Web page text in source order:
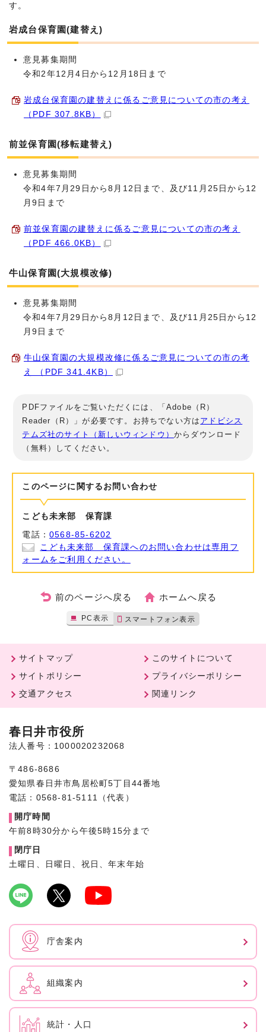
す。
岩成台保育園(建替え)
意見募集期間
令和2年12月4日から12月18日まで
岩成台保育園の建替えに係るご意見についての市の考え
（PDF 307.8KB）
前並保育園(移転建替え)
意見募集期間
令和4年7月29日から8月12日まで、及び11月25日から12
月9日まで
前並保育園の建替えに係るご意見についての市の考え
（PDF 466.0KB）
牛山保育園(大規模改修)
意見募集期間
令和4年7月29日から8月12日まで、及び11月25日から12
月9日まで
牛山保育園の大規模改修に係るご意見についての市の考
え （PDF 341.4KB）
PDFファイルをご覧いただくには、「Adobe（R）
Reader（R）」が必要です。お持ちでない方は アドビシス
テムズ社のサイト（新しいウィンドウ）からダウンロード
（無料）してください。
このページに関する お問い合わせ
こども未来部 保育課
電話：0568-85-6202
こども未来部 保育課へのお問い合わせは専用フ
ォームをご利用ください。
前のページへ戻る ホームへ戻る
PC表示 スマートフォン表示
サイトマップ
このサイトについて
サイトポリシー
プライバシーポリシー
交通アクセス
関連リンク
春日井市役所
法人番号：1000020232068
〒486-8686
愛知県春日井市鳥居松町5丁目44番地
電話：0568-81-5111（代表）
開庁時間
午前8時30分から午後5時15分まで
閉庁日
土曜日、日曜日、祝日、年末年始
庁舎案内
組織案内
統計・人口